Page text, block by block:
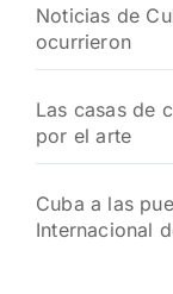
Noticias de
ocurrieron
Las casas de
por el arte
Cuba a las
Internacional